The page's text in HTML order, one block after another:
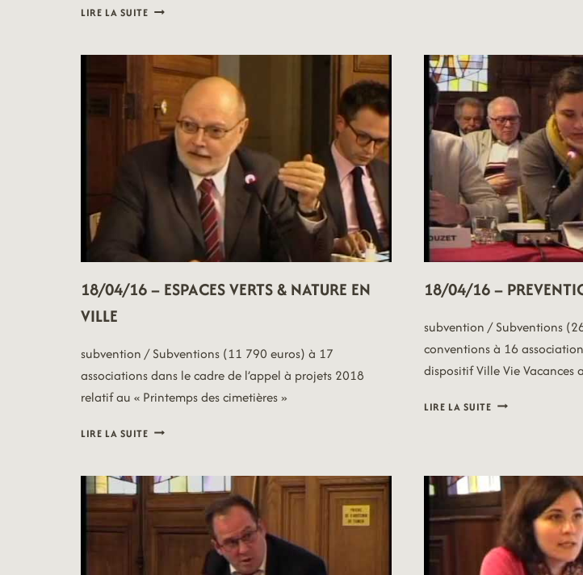
LIRE LA SUITE18/04/16
18/04/16 – ESPACES VERTS & NATURE EN
VILLE
subvention / Subventions (11 790 euros) à 17
associations dans le cadre de l’appel à projets 2018
relatif au « Printemps des cimetières »
LIRE LA SUITE18/04/16
VERTS
&
NATURE
EN
18/04/16 –
subvention / Subventions
conventions à 16
dispositif Ville Vie Vacances
LIRE LA SUITE18/04/16